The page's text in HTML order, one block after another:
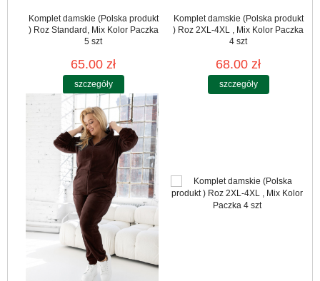
Komplet damskie (Polska produkt
) Roz Standard, Mix Kolor Paczka
5 szt
65.00 zł
szczegóły
Komplet damskie (Polska produkt
) Roz 2XL-4XL , Mix Kolor Paczka
4 szt
68.00 zł
szczegóły